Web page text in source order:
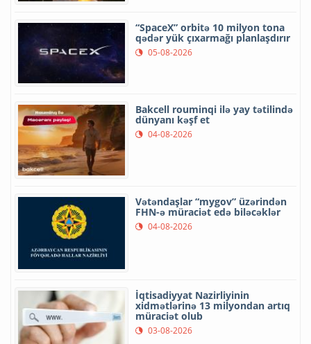
“SpaceX” orbitə 10 milyon tona
qədər yük çıxarmağı planlaşdırır
05-08-2026
Bakcell rouminqi ilə yay tətilində
dünyanı kəşf et
04-08-2026
Vətəndaşlar “mygov” üzərindən
FHN-ə müraciət edə biləcəklər
04-08-2026
İqtisadiyyat Nazirliyinin
xidmətlərinə 13 milyondan artıq
müraciət olub
03-08-2026